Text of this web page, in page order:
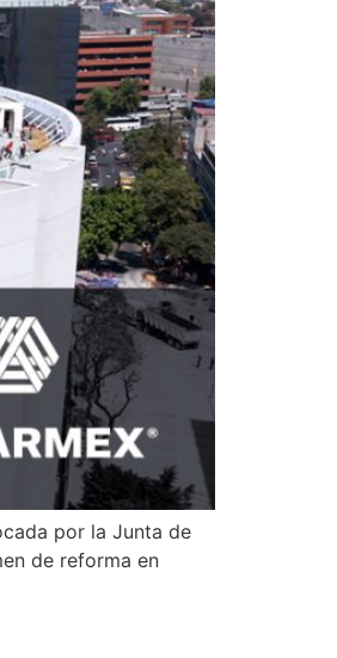
por la Junta de
de reforma en